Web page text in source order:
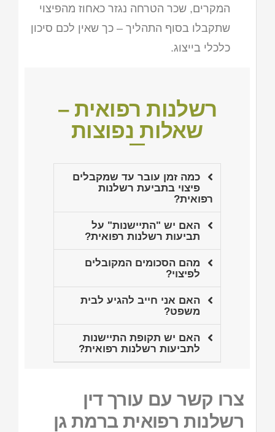
המקרים, שכר הטרחה נגזר כאחוז מהפיצוי
שתקבלו בסוף התהליך – כך שאין לכם סיכון
כלכלי בייצוג.
רשלנות רפואית –
שאלות נפוצות
כמה זמן עובר עד שמקבלים
פיצוי בתביעת רשלנות
רפואית?
האם יש "התיישנות" על
תביעות רשלנות רפואית?
מהם הסכומים המקובלים
לפיצוי?
האם אני חייב להגיע לבית
משפט?
האם יש תקופת התיישנות
לתביעות רשלנות רפואית?
צרו קשר עם עורך דין
רשלנות רפואית ברמת גן